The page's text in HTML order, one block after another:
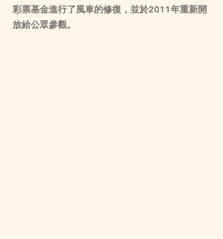
彩票基金進行了風車的修復，並於2011年重新開
放給公眾參觀。